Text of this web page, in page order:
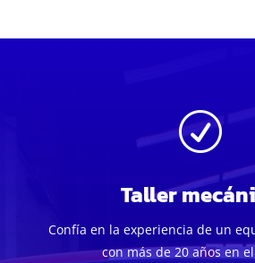
R
Taller
Confía en la experiencia de un
con más de 20 años en